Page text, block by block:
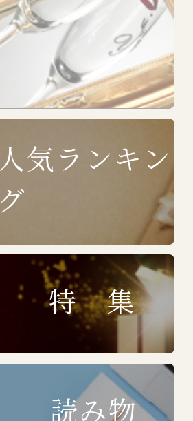
人気ランキン
グ
特 集
読み物